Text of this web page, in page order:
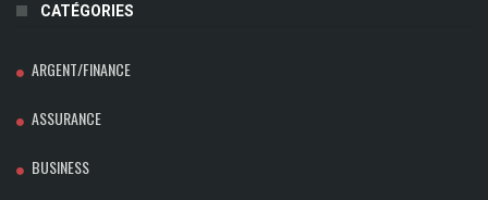
CATÉGORIES
ARGENT/FINANCE
ASSURANCE
BUSINESS